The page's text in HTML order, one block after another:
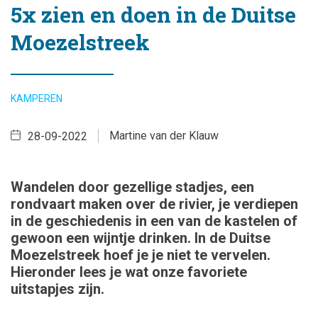
5x zien en doen in de Duitse
Moezelstreek
KAMPEREN
Martine van der Klauw
28-09-2022
Wandelen door gezellige stadjes, een
rondvaart maken over de rivier, je verdiepen
in de geschiedenis in een van de kastelen of
gewoon een wijntje drinken. In de Duitse
Moezelstreek hoef je je niet te vervelen.
Hieronder lees je wat onze favoriete
uitstapjes zijn.